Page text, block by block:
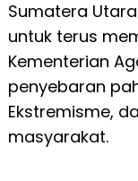
Sumatera
untuk terus
Kementerian
penyebaran
Ekstremisme,
masyarakat.